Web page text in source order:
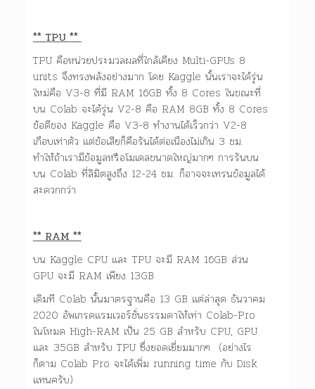
** TPU **
TPU คือหน่วยประมวลผลที่ใกล้เคียง Multi-GPUs 8
units จึงทรงพลังอย่างมาก โดย Kaggle นั้นเราจะได้รุ่น
ใหม่คือ V3-8 ที่มี RAM 16GB ทั้ง 8 Cores ในขณะที่
บน Colab จะได้รุ่น V2-8 คือ RAM 8GB ทั้ง 8 Cores
ข้อดีของ Kaggle คือ V3-8 ทำงานได้เร็วกว่า V2-8
เกือบเท่าตัว แต่ข้อเสียก็คือรันได้ต่อเนืองไม่เกิน 3 ชม.
ทำให้ถ้าเรามีข้อมูลหรือโมเดลขนาดใหญ่มากๆ การรันบน
บน Colab ที่ลิมิตสูงถึง 12-24 ชม. ก็อาจจะเทรนข้อมูลได้
สะดวกกว่า
** RAM **
บน Kaggle CPU และ TPU จะมี RAM 16GB ส่วน
GPU จะมี RAM เพียง 13GB
เดิมที Colab นั้นมาตรฐานคือ 13 GB แต่ล่าสุด ธันวาคม
2020 อัพเกรดแรมเวอร์ชั่นธรรมดาให้เท่า Colab-Pro
ในโหมด High-RAM เป็น 25 GB สำหรับ CPU, GPU
และ 35GB สำหรับ TPU ซึ่งยอดเยี่ยมมากๆ (อย่างไร
ก็ตาม Colab Pro จะได้เพิ่ม running time กับ Disk
แทนครับ)